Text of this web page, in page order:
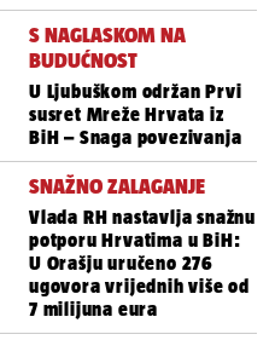
S NAGLASKOM NA
BUDUĆNOST
U Ljubuškom održan Prvi
susret Mreže Hrvata iz
BiH – Snaga povezivanja
SNAŽNO ZALAGANJE
Vlada RH nastavlja snažnu
potporu Hrvatima u BiH:
U Orašju uručeno 276
ugovora vrijednih više od
7 milijuna eura